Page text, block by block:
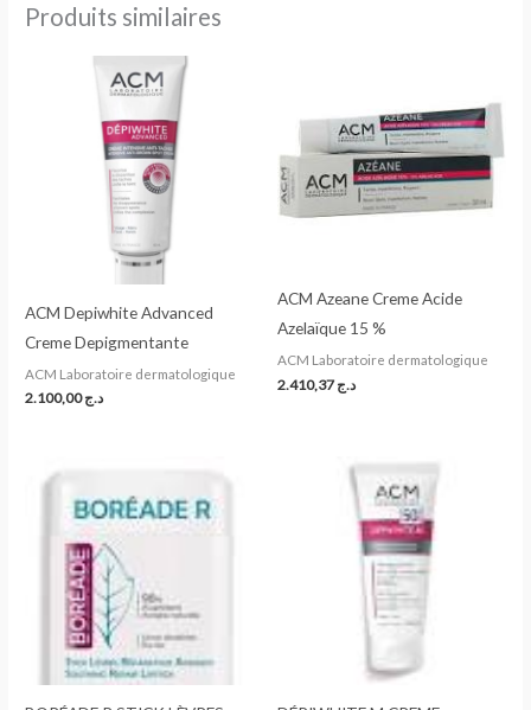
Produits similaires
ACM Depiwhite Advanced
Creme Depigmentante
ACM Laboratoire dermatologique
د.ج2.100,00
ACM Azeane Creme Acide
Azelaïque 15 %
ACM Laboratoire dermatologique
د.ج